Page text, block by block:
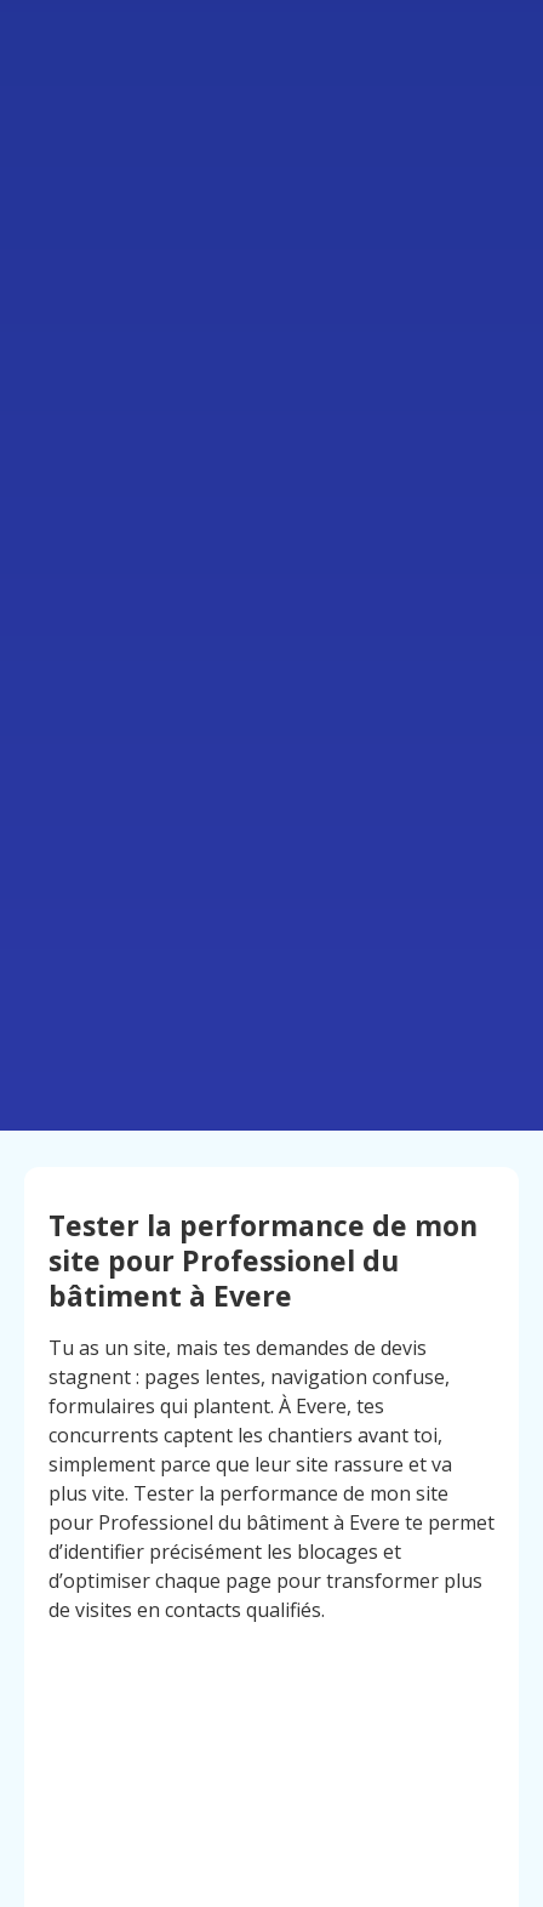
Tester la performance de mon
site pour Professionel du
bâtiment à Evere
Tu as un site, mais tes demandes de devis
stagnent : pages lentes, navigation confuse,
formulaires qui plantent. À Evere, tes
concurrents captent les chantiers avant toi,
simplement parce que leur site rassure et va
plus vite. Tester la performance de mon site
pour Professionel du bâtiment à Evere te permet
d’identifier précisément les blocages et
d’optimiser chaque page pour transformer plus
de visites en contacts qualifiés.